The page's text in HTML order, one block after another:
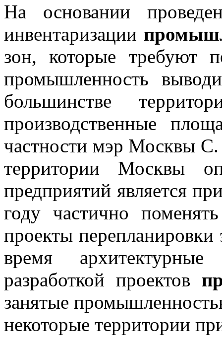
На основании
инвентаризации
зон, которые требуют
промышленность
большинстве
производственные
частности мэр Москвы С.
территории Москвы
предприятий является
году частично
проекты
время
разработкой проектов
занятые
некоторые территории